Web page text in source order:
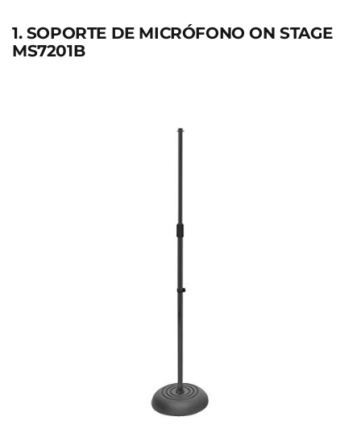
1. SOPORTE DE MICRÓFONO ON STAGE
MS7201B